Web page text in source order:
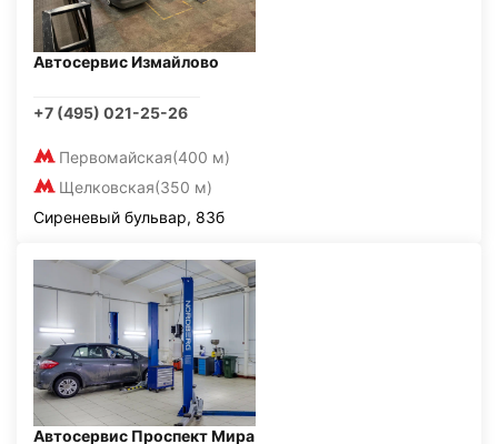
Автосервис Измайлово
+7 (495) 021-25-26
Первомайская(400 м)
Щелковская(350 м)
Сиреневый бульвар, 83б
Автосервис Проспект Мира